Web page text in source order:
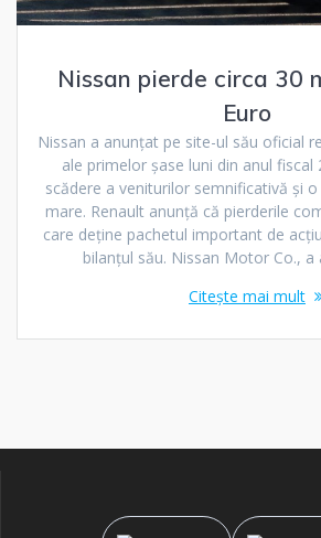
Nissan pierde circa 30
Euro
Nissan a anunțat pe site-ul său oficial
ale primelor șase luni din anul fiscal
scădere a veniturilor semnificativă și
mare. Renault anunță că pierderile
care deține pachetul important de
bilanțul său. Nissan Motor Co.,
Citește mai mult